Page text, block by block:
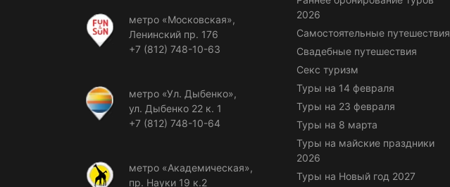
метро «Московская»,
Ленинский пр. 176
+7 (812) 748-10-63
метро «Ул. Дыбенко»,
ул. Дыбенко 22 к. 1
+7 (812) 748-10-64
метро «Академическая»,
пр. Науки 19 к.2
2026
Самостоятельные путешествия
Свадебные путешествия
Секс туризм
Туры на 14 февраля
Туры на 23 февраля
Туры на 8 марта
Туры на майские праздники
2026
Туры на Новый год 2027